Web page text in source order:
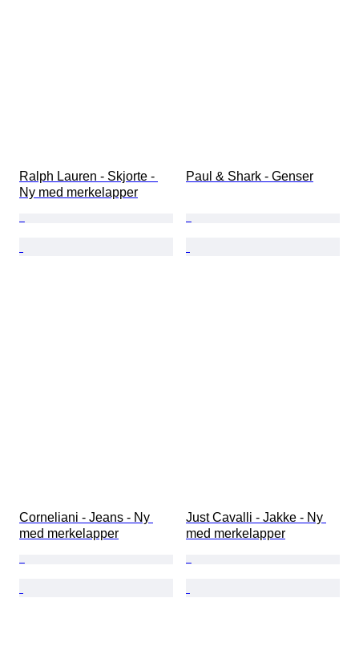
Ralph Lauren - Skjorte -
Ny med merkelapper
Paul & Shark - Genser
Corneliani - Jeans - Ny
med merkelapper
Just Cavalli - Jakke - Ny
med merkelapper